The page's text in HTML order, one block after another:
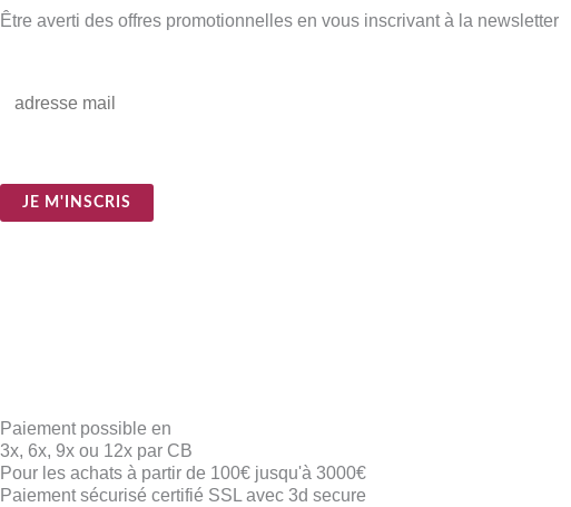
Être averti des offres promotionnelles en vous inscrivant à la newsletter
i
l
JE M'INSCRIS
Paiement possible en
3x, 6x, 9x ou 12x par CB
Pour les achats à partir de 100€ jusqu'à 3000€
Paiement sécurisé certifié SSL avec 3d secure